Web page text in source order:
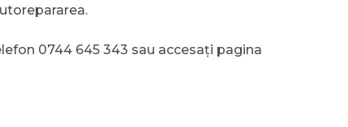
0744 645 343 sau accesați pagina